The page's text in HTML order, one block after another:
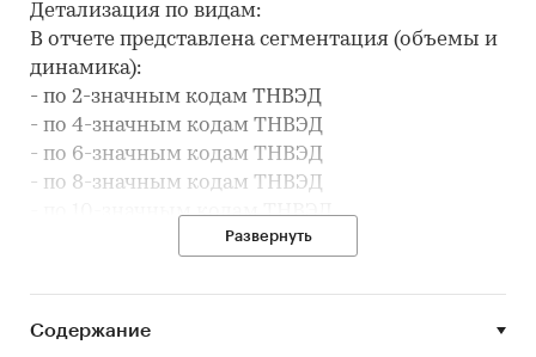
Детализация по видам:
В отчете представлена сегментация (объемы и
динамика):
- по 2-значным кодам ТНВЭД
- по 4-значным кодам ТНВЭД
- по 6-значным кодам ТНВЭД
- по 8-значным кодам ТНВЭД
- по 10-значным кодам ТНВЭД
Исследование отвечает на вопросы:
- Какие регионы стали закупать больше
Развернуть
Содержание